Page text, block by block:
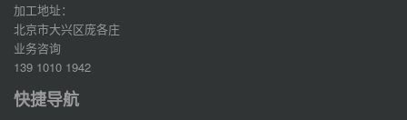
加工地址：
北京市大兴区庞各庄
业务咨询
139 1010 1942
快捷导航